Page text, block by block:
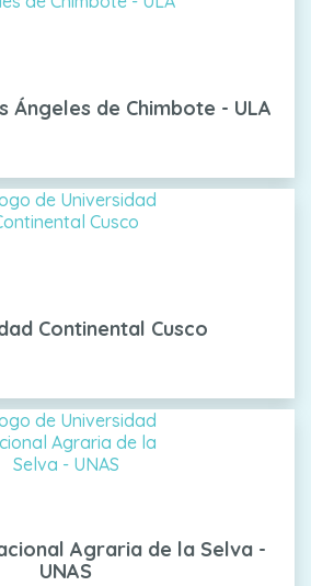
Ángeles de Chimbote - ULA
Continental Cusco
Agraria de la Selva -
UNAS